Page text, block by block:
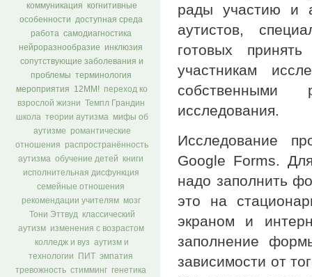
коммуникация когнитивные
особенности доступная среда
работа самодиагностика
нейроразнообразие инклюзия
сопутствующие заболевания и
проблемы терминология
мероприятия 12ММ! переход ко
взрослой жизни
Темпл Грандин
школа теории аутизма
мифы об
аутизме
романтические
отношения
распространённость
аутизма обучение детей
книги
исполнительная дисфункция
семейные отношения
рекомендации учителям
мозг
Тони Эттвуд
классический
аутизм
изменения с возрастом
колледж и вуз аутизм и
технологии
ПИТ
эмпатия
тревожность стимминг генетика
рады участию и
аутистов,
готовых
участникам
собственными
исследования.
Исследование
Google Forms.
надо заполнить
это на
экраном и
заполнение
зависимости от